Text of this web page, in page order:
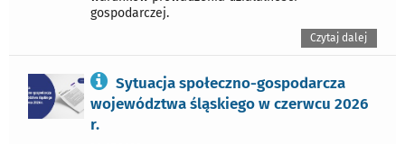
gospodarczej.
Czytaj dalej
Sytuacja społeczno-gospodarcza
województwa śląskiego w czerwcu 2026
r.